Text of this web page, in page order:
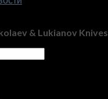
& Lukianov Knives